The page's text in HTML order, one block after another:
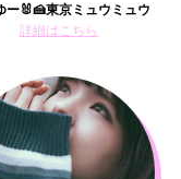
ー🐰🍰東京ミュウミュウ
詳細はこちら